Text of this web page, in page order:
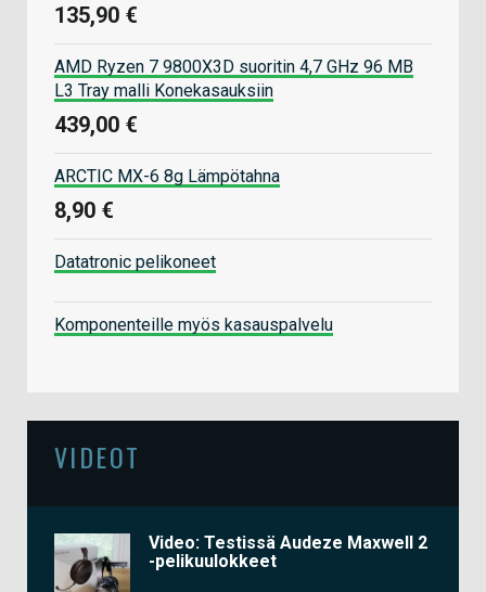
135,90 €
AMD Ryzen 7 9800X3D suoritin 4,7 GHz 96 MB
L3 Tray malli Konekasauksiin
439,00 €
ARCTIC MX-6 8g Lämpötahna
8,90 €
Datatronic pelikoneet
Komponenteille myös kasauspalvelu
VIDEOT
Video: Testissä Audeze Maxwell 2
-pelikuulokkeet